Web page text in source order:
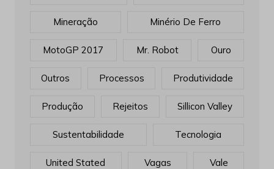
Mineração Minério De Ferro
MotoGP 2017 Mr. Robot Ouro
Outros Processos Produtividade
Produção Rejeitos Sillicon Valley
Sustentabilidade Tecnologia
United Stated Vagas Vale